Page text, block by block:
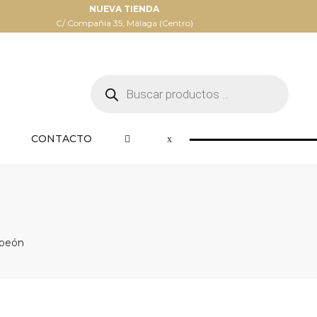
NUEVA TIENDA
C/ Compañia 35, Málaga (Centro)
productos
CONTACTO